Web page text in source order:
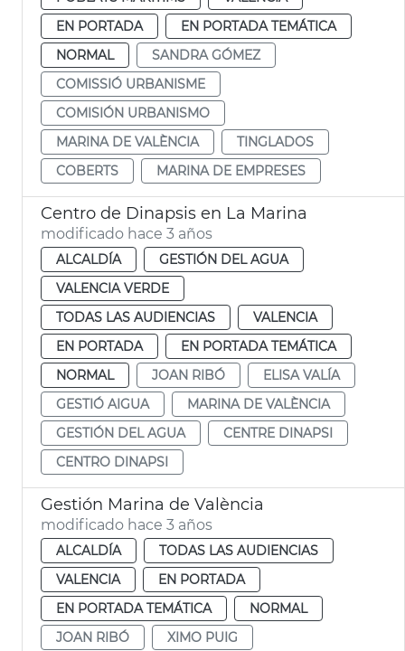
EN PORTADA
EN PORTADA TEMÁTICA
NORMAL
SANDRA GÓMEZ
COMISSIÓ URBANISME
COMISIÓN URBANISMO
MARINA DE VALÈNCIA
TINGLADOS
COBERTS
MARINA DE EMPRESES
Centro de Dinapsis en La Marina
modificado hace 3 años
ALCALDÍA
GESTIÓN DEL AGUA
VALENCIA VERDE
TODAS LAS AUDIENCIAS
VALENCIA
EN PORTADA
EN PORTADA TEMÁTICA
NORMAL
JOAN RIBÓ
ELISA VALÍA
GESTIÓ AIGUA
MARINA DE VALÈNCIA
GESTIÓN DEL AGUA
CENTRE DINAPSI
CENTRO DINAPSI
Gestión Marina de València
modificado hace 3 años
ALCALDÍA
TODAS LAS AUDIENCIAS
VALENCIA
EN PORTADA
EN PORTADA TEMÁTICA
NORMAL
JOAN RIBÓ
XIMO PUIG